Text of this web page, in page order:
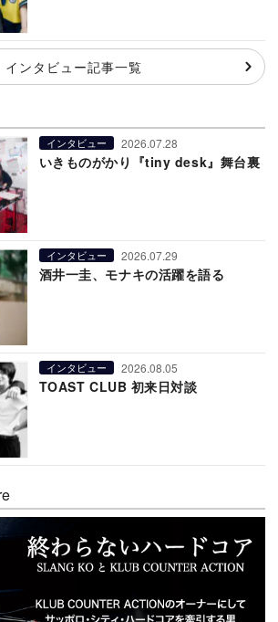
インタビュー記事一覧
インタビュー 2026.07.28
いきものがかり『tiny desk』舞台裏
インタビュー 2026.07.29
酒井一圭、モナキの活躍を語る
インタビュー 2026.08.05
TOAST CLUB 初来日対談